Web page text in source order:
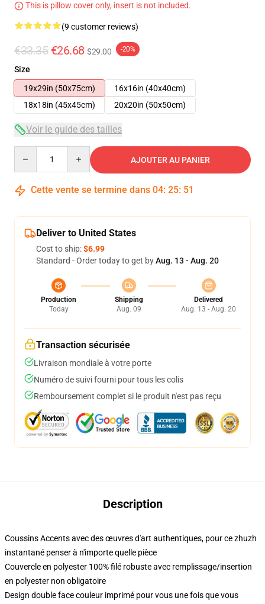
This is pillow cover only, insert is not included.
(9 customer reviews)
€33.35 €26.68 $29.00 -20%
Size
19x29in (50x75cm)
16x16in (40x40cm)
18x18in (45x45cm)
20x20in (50x50cm)
Voir le guide des tailles
AJOUTER AU PANIER
Cette vente se termine dans 04: 25: 51
Deliver to United States
Cost to ship:$6.99
Standard - Order today to get byAug. 13 - Aug. 20
Production
Today
Shipping
Aug. 09
Delivered
Aug. 13 - Aug. 20
Transaction sécurisée
Livraison mondiale à votre porte
Numéro de suivi fourni pour tous les colis
Remboursement complet si le produit n'est pas reçu
Description
Coussins Accents avec des œuvres d'art authentiques, pour ce zhuzh
instantané penser à n'importe quelle pièce
Couvercle en polyester 100% filé robuste avec remplissage/insertion
en polyester non obligatoire
Design double face couleur imprimé pour vous une fois que vous